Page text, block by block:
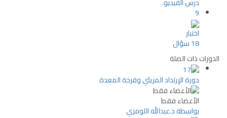
9
اختبار
18 سؤال
الدورات ذات الصلة
دورة الإرتداد المريئي وقرحة المعدة
الأعضاء فقط
بواسطة د.عبدالله اللومزي